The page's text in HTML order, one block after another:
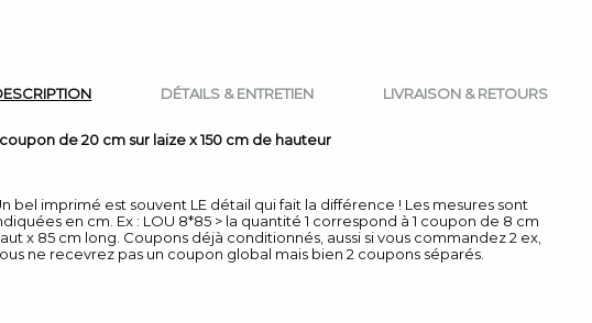
DÉTAILS & ENTRETIEN LIVRAISON & RETOURS
coupon de 20 cm sur laize x 150 cm de hauteur
bel imprimé est souvent LE détail qui fait la différence ! Les mesures sont
en cm. Ex : LOU 8*85 > la quantité 1 correspond à 1 coupon de 8 cm
x 85 cm long. Coupons déjà conditionnés, aussi si vous commandez 2 ex,
ne recevrez pas un coupon global mais bien 2 coupons séparés.